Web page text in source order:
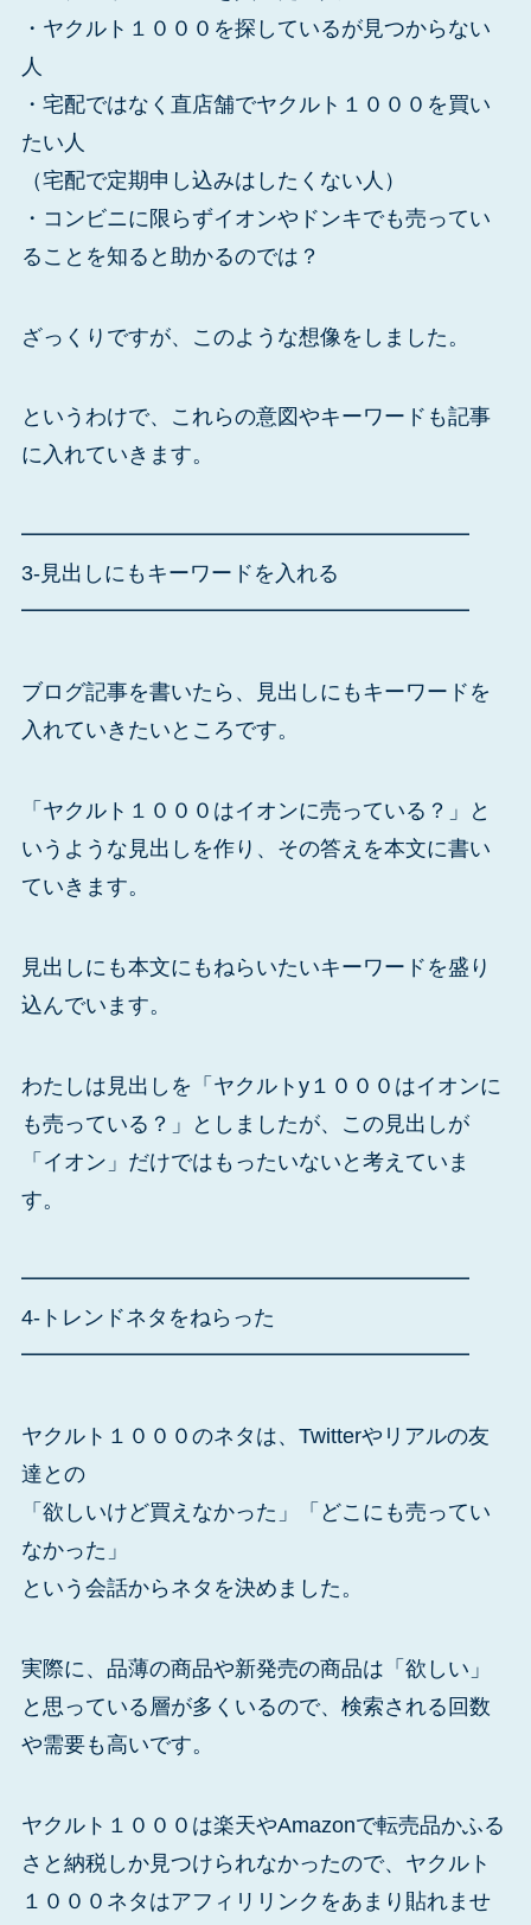
・ヤクルト１０００を探しているが見つからない
人
・宅配ではなく直店舗でヤクルト１０００を買い
たい人
（宅配で定期申し込みはしたくない人）
・コンビニに限らずイオンやドンキでも売ってい
ることを知ると助かるのでは？
ざっくりですが、このような想像をしました。
というわけで、これらの意図やキーワードも記事
に入れていきます。
━━━━━━━━━━━━━━━━━━━━━
3-見出しにもキーワードを入れる
━━━━━━━━━━━━━━━━━━━━━
ブログ記事を書いたら、見出しにもキーワードを
入れていきたいところです。
「ヤクルト１０００はイオンに売っている？」と
いうような見出しを作り、その答えを本文に書い
ていきます。
見出しにも本文にもねらいたいキーワードを盛り
込んでいます。
わたしは見出しを「ヤクルトy１０００はイオンに
も売っている？」としましたが、この見出しが
「イオン」だけではもったいないと考えていま
す。
━━━━━━━━━━━━━━━━━━━━━
4-トレンドネタをねらった
━━━━━━━━━━━━━━━━━━━━━
ヤクルト１０００のネタは、Twitterやリアルの友
達との
「欲しいけど買えなかった」「どこにも売ってい
なかった」
という会話からネタを決めました。
実際に、品薄の商品や新発売の商品は「欲しい」
と思っている層が多くいるので、検索される回数
や需要も高いです。
ヤクルト１０００は楽天やAmazonで転売品かふる
さと納税しか見つけられなかったので、ヤクルト
１０００ネタはアフィリリンクをあまり貼れませ